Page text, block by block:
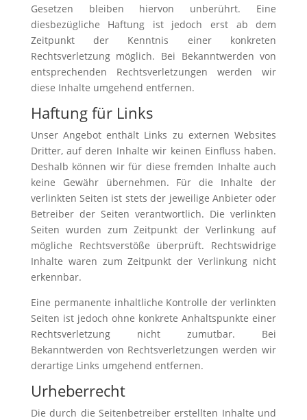
Gesetzen bleiben hiervon unberührt. Eine
diesbezügliche Haftung ist jedoch erst ab dem
Zeitpunkt der Kenntnis einer konkreten
Rechtsverletzung möglich. Bei Bekanntwerden von
entsprechenden Rechtsverletzungen werden wir
diese Inhalte umgehend entfernen.
Haftung für Links
Unser Angebot enthält Links zu externen Websites
Dritter, auf deren Inhalte wir keinen Einfluss haben.
Deshalb können wir für diese fremden Inhalte auch
keine Gewähr übernehmen. Für die Inhalte der
verlinkten Seiten ist stets der jeweilige Anbieter oder
Betreiber der Seiten verantwortlich. Die verlinkten
Seiten wurden zum Zeitpunkt der Verlinkung auf
mögliche Rechtsverstöße überprüft. Rechtswidrige
Inhalte waren zum Zeitpunkt der Verlinkung nicht
erkennbar.
Eine permanente inhaltliche Kontrolle der verlinkten
Seiten ist jedoch ohne konkrete Anhaltspunkte einer
Rechtsverletzung nicht zumutbar. Bei
Bekanntwerden von Rechtsverletzungen werden wir
derartige Links umgehend entfernen.
Urheberrecht
Die durch die Seitenbetreiber erstellten Inhalte und